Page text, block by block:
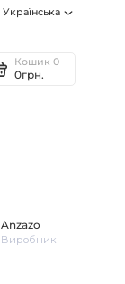
Українська
Кошик 0
0грн.
Anzazo
Виробник